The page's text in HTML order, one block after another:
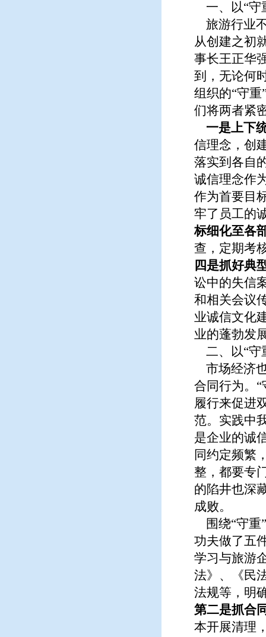
一、以“守
旅游行业
从创建之初
事长王正华
到，无论何
组织的“守
们将两者紧
一是上下
信理念，创
落实到各自
诚信理念作
作为首要目
牢了员工的
标细化至各
查，定期考
四是抓好典
讼中的失信
和相关会议
业诚信文化
业的蓬勃发
二、以“守
市场经济
合同行为。
履行来促进
范。实践中
是企业的诚
同约定频繁
整，都要专
的陷井也深
成败。
围绕“守重
功夫做了五
学习与旅游
法》、《民
法规等，明
第二是抓合
本开展清理